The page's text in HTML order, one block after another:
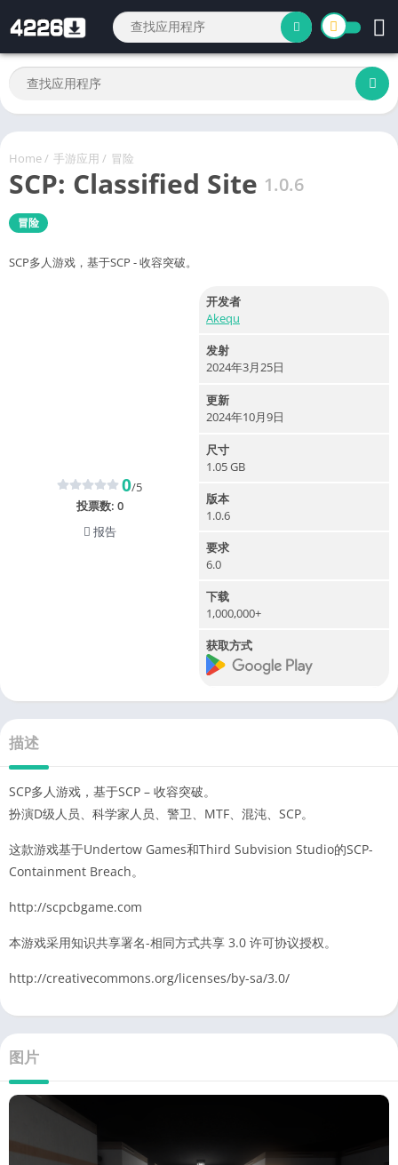
Home/ 手游应用 / 冒险
SCP: Classified Site 1.0.6
冒险
SCP多人游戏，基于SCP - 收容突破。
0/5
投票数: 0
报告
开发者
Akequ
发射
2024年3月25日
更新
2024年10月9日
尺寸
1.05 GB
版本
1.0.6
要求
6.0
下载
1,000,000+
获取方式
描述
SCP多人游戏，基于SCP – 收容突破。
扮演D级人员、科学家人员、警卫、MTF、混沌、SCP。
这款游戏基于Undertow Games和Third Subvision Studio的SCP-
Containment Breach。
http://scpcbgame.com
本游戏采用知识共享署名-相同方式共享 3.0 许可协议授权。
http://creativecommons.org/licenses/by-sa/3.0/
图片